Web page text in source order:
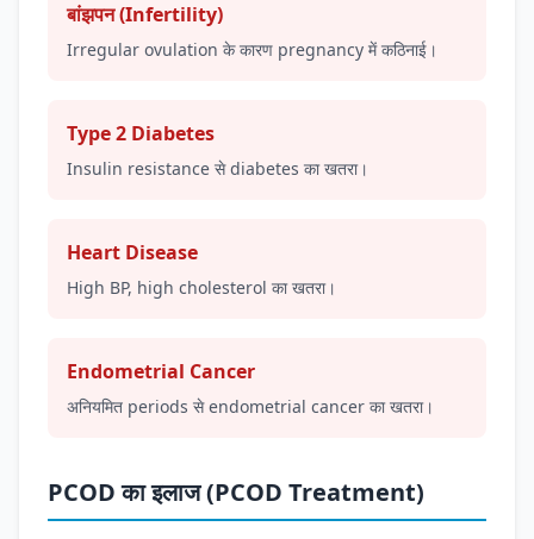
बांझपन (Infertility)
Irregular ovulation के कारण pregnancy में कठिनाई।
Type 2 Diabetes
Insulin resistance से diabetes का खतरा।
Heart Disease
High BP, high cholesterol का खतरा।
Endometrial Cancer
अनियमित periods से endometrial cancer का खतरा।
PCOD का इलाज (PCOD Treatment)